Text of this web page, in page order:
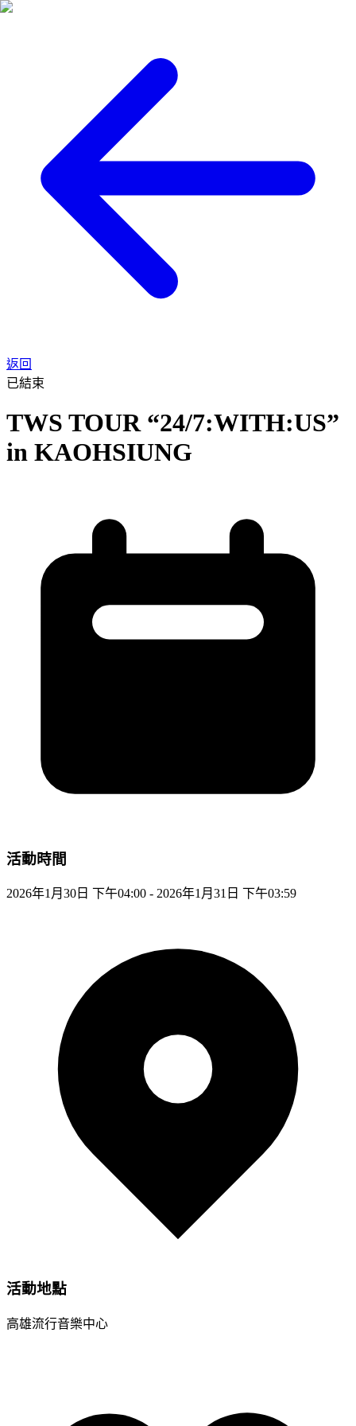
返回
已結束
TWS TOUR “24/7:WITH:US”
in KAOHSIUNG
活動時間
2026年1月30日 下午04:00 - 2026年1月31日 下午03:59
活動地點
高雄流行音樂中心